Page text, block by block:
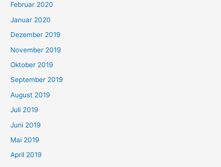
Februar 2020
Januar 2020
Dezember 2019
November 2019
Oktober 2019
September 2019
August 2019
Juli 2019
Juni 2019
Mai 2019
April 2019